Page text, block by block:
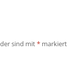
sind mit* markiert